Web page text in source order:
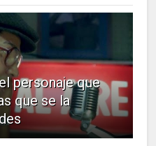
personaje que
que se la